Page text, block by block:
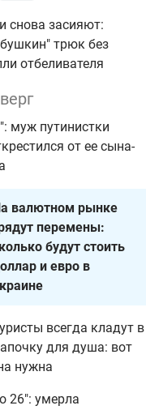
снова засияют:
трюк без
отбеливателя
муж путинистки
от ее сына-
валютном рынке
перемены:
будут стоить
и евро в
всегда кладут в
для душа: вот
нужна
26": умерла